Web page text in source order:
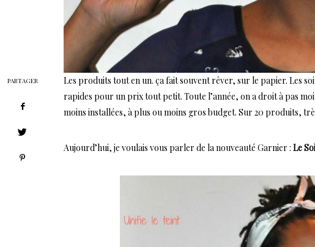
Les produits tout en un. ça fait souvent rêver, sur le papier. Les
rapides pour un prix tout petit. Toute l’année, on a droit à pas
moins installées, à plus ou moins gros budget. Sur 20 produits,
Aujourd’hui, je voulais vous parler de la nouveauté Garnier : Le
PARTAGER